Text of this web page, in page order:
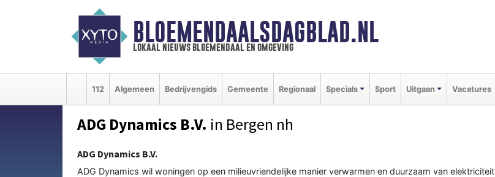
BLOEMENDAALSDAGBLAD.NL
lokaal nieuws bloemendaal en omgeving
112 Algemeen Bedrijvengids Gemeente Regionaal Specials Sport Uitgaan Vacatures
ADG Dynamics B.V. in Bergen nh
ADG Dynamics B.V.
ADG Dynamics wil woningen op een milieuvriendelijke manier verwarmen en duurzaam van elektriciteit